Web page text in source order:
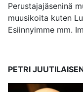
Perustajajäseninä
muusikoita kuten
Esiinnyimme mm.
PETRI